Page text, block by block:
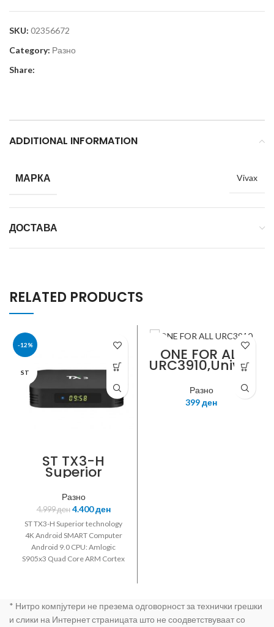
SKU: 02356672
Category: Разно
Share:
ADDITIONAL INFORMATION
МАРКА Vivax
ДОСТАВА
RELATED PRODUCTS
-12%
ST
ST TX3-H
Superior
technology 4K
Android Box
Разно
4.999ден 4.400ден
ST TX3-H Superior technology
4K Android SMART Computer
Android 9.0 CPU: Amlogic
S905x3 Quad Core ARM Cortex
Memory 64GB ROM Memory
Hardware decoding to 4K/2K
ONE FOR ALL
URC3910,Univer
sal remote
controller for
TV,Slimline,Pre-
Programmed,O
Разно
399ден
* Нитро компјутери не презема одговорност за технички грешки
и слики на Интернет страницата што не соодветствуваат со